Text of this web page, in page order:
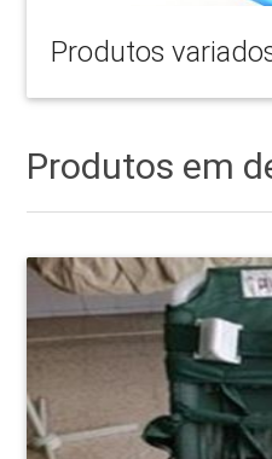
Produtos
Produtos em